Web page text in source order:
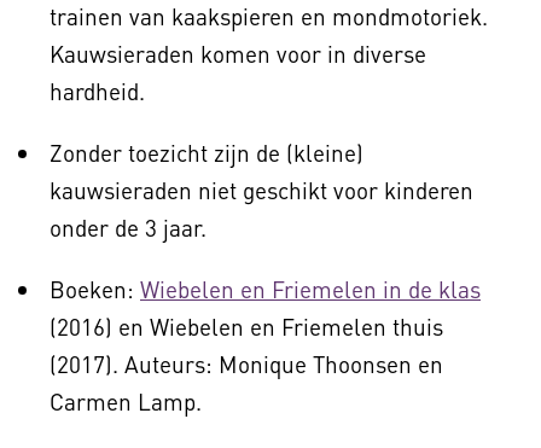
trainen van kaakspieren en mondmotoriek.
Kauwsieraden komen voor in diverse
hardheid.
Zonder toezicht zijn de (kleine)
kauwsieraden niet geschikt voor kinderen
onder de 3 jaar.
Boeken: Wiebelen en Friemelen in de klas
(2016) en Wiebelen en Friemelen thuis
(2017). Auteurs: Monique Thoonsen en
Carmen Lamp.